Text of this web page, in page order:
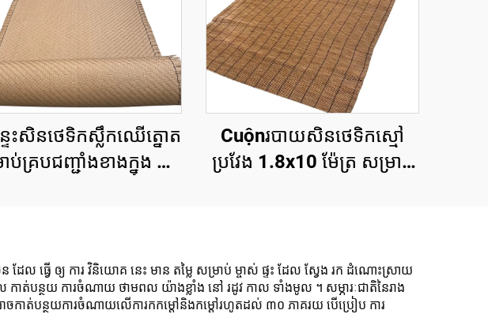
ន្ទះសិនថេទិកស្លឹកឈើត្នោត
ប់គ្របជញ្ជាំងខាងក្នុង និង
Cuộnរបាយសិនថេទិកស្មៅ
ប្រវែង 1.8x10 ម៉ែត្រ សម្រាប់
ធ្វើ ឲ្យ ការ វិនិយោគ នេះ មាន តម្លៃ សម្រាប់ ម្ចាស់ ផ្ទះ ដែល ស្វែង រក ដំណោះស្រាយ
ន្ថយ ការចំណាយ ថាមពល យ៉ាងខ្លាំង នៅ រដូវ កាល ទាំងមូល ។ សម្ភារៈជាតិនៃរាង
អាចកាត់បន្ថយការចំណាយលើការកកម្តៅនិងកម្តៅរហូតដល់ ៣០ ភាគរយ បើប្រៀប ការ